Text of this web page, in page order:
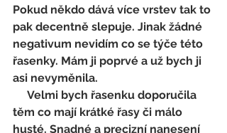
Pokud někdo dává více vrstev tak to
pak decentně slepuje. Jinak žádné
negativum nevidím co se týče této
řasenky. Mám ji poprvé a už bych ji
asi nevyměnila.
těm co mají krátké řasy či málo
husté. Snadné a precizní nanesení